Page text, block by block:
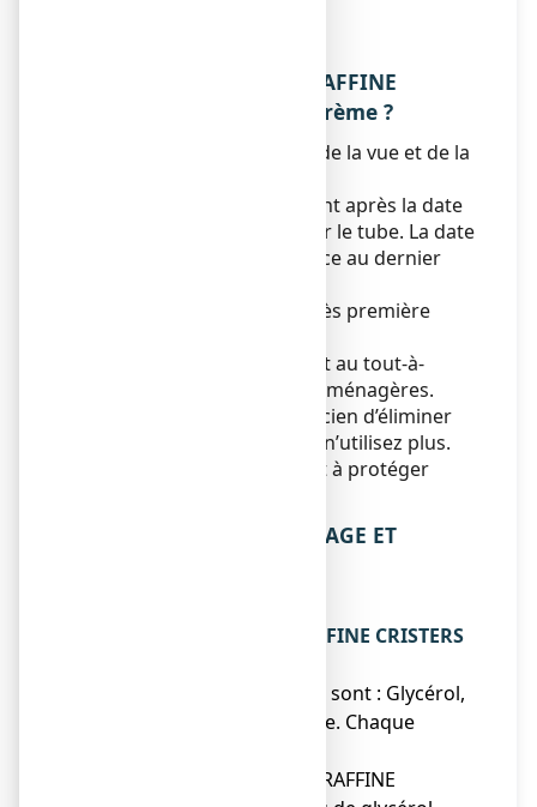
GLYCEROL/VASELINE/PARAFFINE
CRISTERS 15 %/8 %/2 %, crème ?
Tenir ce médicament hors de la vue et de la
N’utilisez pas ce médicament après la date
de péremption indiquée sur le tube. La date
de péremption fait référence au dernier
Durée de conservation après première
Ne jetez aucun médicament au tout-à-
les ordures ménagères.
Demandez à votre pharmacien d’éliminer
les médicaments que vous n’utilisez plus.
Ces mesures contribueront à protéger
6. CONTENU DE L’EMBALLAGE ET
GLYCEROL/VASELINE/PARAFFINE CRISTERS
● Les substances actives sont : Glycérol,
vaseline, paraffine liquide. Chaque
GLYCEROL/VASELINE/PARAFFINE